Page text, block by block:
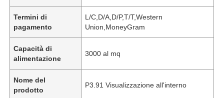
Termini di
pagamento
L/C,D/A,D/P,T/T,Western
Union,MoneyGram
Capacità di
alimentazione
3000 al mq
Nome del
prodotto
P3.91 Visualizzazione all'interno